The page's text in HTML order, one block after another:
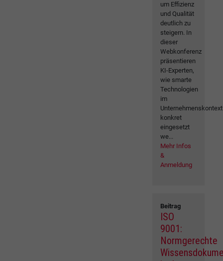
um Effizienz
und Qualität
deutlich zu
steigern. In
dieser
Webkonferenz
präsentieren
KI-Experten,
wie smarte
Technologien
im
Unternehmenskontext
konkret
eingesetzt
we...
Mehr Infos
&
Anmeldung
Beitrag
ISO
9001:
Normgerechte